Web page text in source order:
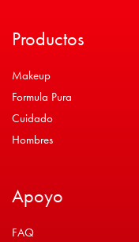
Productos
Makeup
Formula Pura
Cuidado
Hombres
Apoyo
FAQ